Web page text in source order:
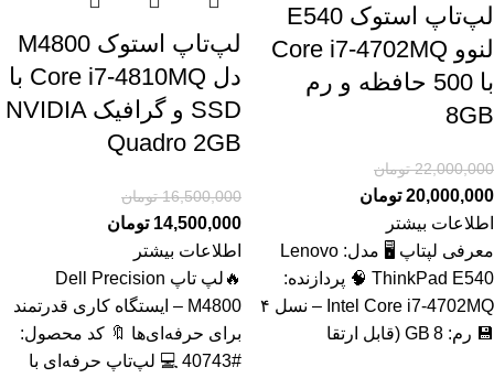
لپ‌تاپ استوک E540
لنوو Core i7-4702MQ
با 500 حافظه و رم
8GB
22,000,000 تومان
20,000,000 تومان
اطلاعات بیشتر
معرفی لپتاپ 🖥️ مدل: Lenovo
ThinkPad E540 🧠 پردازنده:
Intel Core i7‑4702MQ – نسل ۴
💾 رم: 8 GB (قابل ارتقا
لپ‌تاپ استوک M4800
دل Core i7-4810MQ با
SSD و گرافیک NVIDIA
Quadro 2GB
16,500,000 تومان
14,500,000 تومان
اطلاعات بیشتر
🔥لپ تاپ Dell Precision
M4800 – ایستگاه کاری قدرتمند
برای حرفه‌ای‌ها 🔖 کد محصول:
#40743 💻 لپ‌تاپ حرفه‌ای با